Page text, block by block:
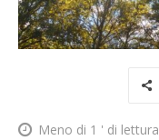
Meno di 1 ' di lettura